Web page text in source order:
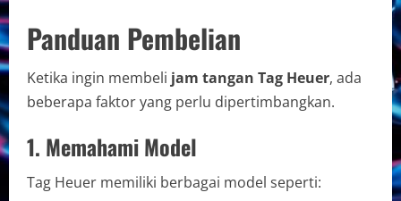
Panduan Pembelian
Ketika ingin membeli jam tangan Tag Heuer, ada
beberapa faktor yang perlu dipertimbangkan.
1. Memahami Model
Tag Heuer memiliki berbagai model seperti: